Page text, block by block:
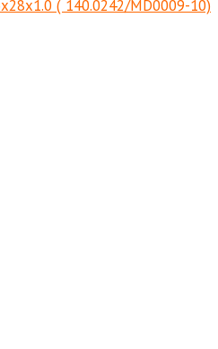
( 140.0242/MD0009-10)